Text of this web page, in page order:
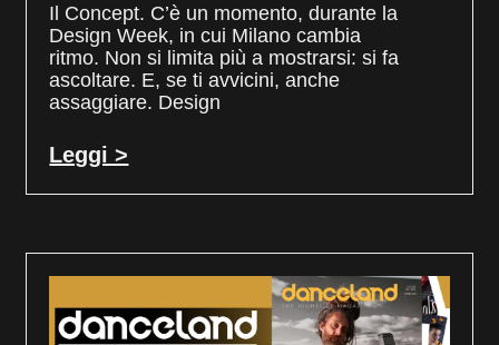
Il Concept. C’è un momento, durante la
Design Week, in cui Milano cambia
ritmo. Non si limita più a mostrarsi: si fa
ascoltare. E, se ti avvicini, anche
assaggiare. Design
Leggi >